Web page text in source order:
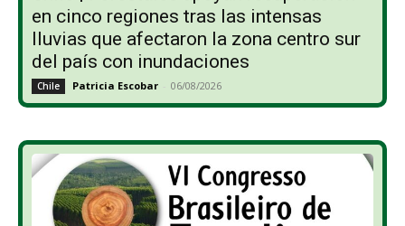
en cinco regiones tras las intensas
lluvias que afectaron la zona centro sur
del país con inundaciones
Chile Patricia Escobar - 06/08/2026